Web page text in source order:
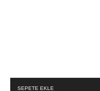
SEPETE EKLE